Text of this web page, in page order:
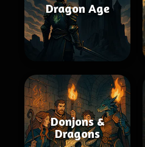
Dragon Age
Donjons &
Dragons